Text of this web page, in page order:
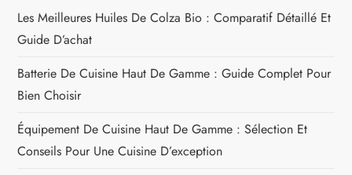
Les Meilleures Huiles De Colza Bio : Comparatif Détaillé Et
Guide D’achat
Batterie De Cuisine Haut De Gamme : Guide Complet Pour
Bien Choisir
Équipement De Cuisine Haut De Gamme : Sélection Et
Conseils Pour Une Cuisine D’exception